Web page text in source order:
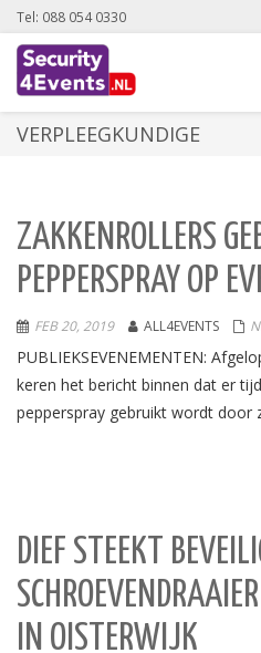
Tel: 088 054 0330
VERPLEEGKUNDIGE
ZAKKENROLLERS
PEPPERSPRAY OP
FEB 20, 2019 ALL4EVENTS
PUBLIEKSEVENEMENTEN:
keren het bericht binnen dat er
pepperspray gebruikt wordt door
DIEF STEEKT
IN OISTERWIJK